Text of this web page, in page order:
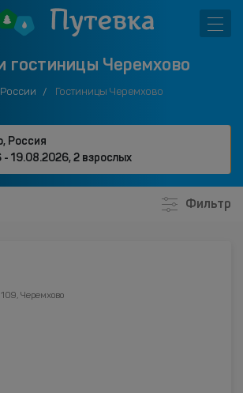
гостиницы Черемхово
Гостиницы Черемхово
Россия
- 19.08.2026,2 взрослых
Фильтр
Черемхово